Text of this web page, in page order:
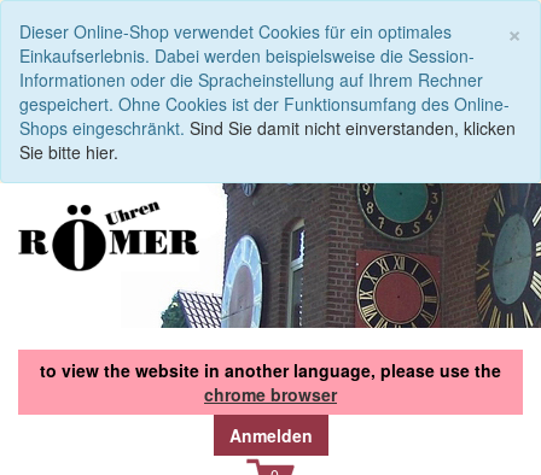
×
Dieser Online-Shop verwendet Cookies für ein optimales
Einkaufserlebnis. Dabei werden beispielsweise die Session-
Informationen oder die Spracheinstellung auf Ihrem Rechner
gespeichert. Ohne Cookies ist der Funktionsumfang des Online-
Shops eingeschränkt. Sind Sie damit nicht einverstanden, klicken
Sie bitte hier.
to view the website in another language, please use the
chrome browser
Anmelden